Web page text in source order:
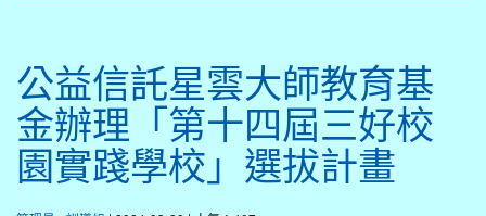
公益信託星雲大師教育基
金辦理「第十四屆三好校
園實踐學校」選拔計畫